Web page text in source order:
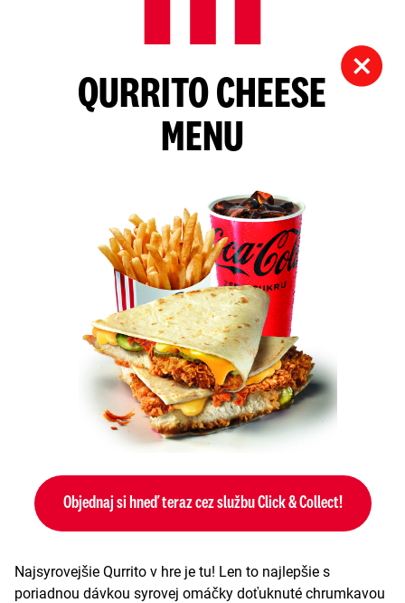
QURRITO CHEESE
MENU
Objednaj si hneď teraz cez službu Click & Collect!
Najsyrovejšie Qurrito v hre je tu! Len to najlepšie s
poriadnou dávkou syrovej omáčky doťuknuté chrumkavou